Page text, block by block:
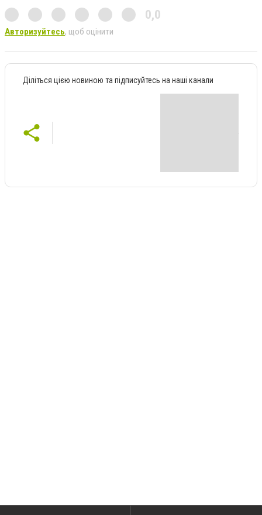
0,0
Авторизуйтесь, щоб оцінити
Діліться цією новиною та підписуйтесь на наші канали